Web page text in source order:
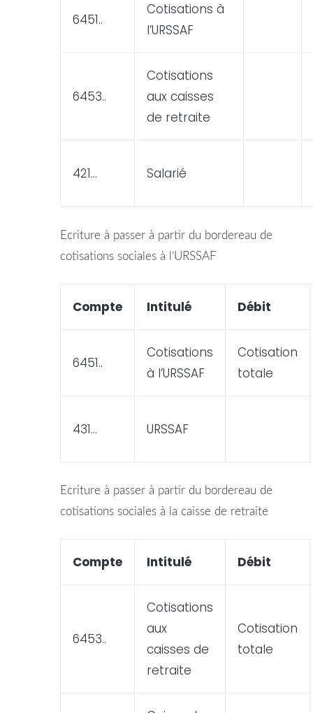
6451..
Cotisations à
l’URSSAF
6453..
Cotisations
aux caisses
de retraite
421… Salarié
Ecriture à passer à partir du bordereau de
cotisations sociales à l’URSSAF
Compte Intitulé Débit
6451..
Cotisations
à l’URSSAF
Cotisation
totale
431… URSSAF
Ecriture à passer à partir du bordereau de
cotisations sociales à la caisse de retraite
Compte Intitulé Débit
6453..
Cotisations
aux
caisses de
retraite
Cotisation
totale